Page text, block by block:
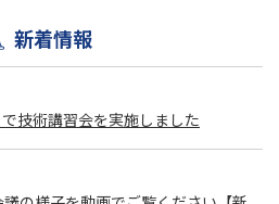
新着情報
技術講習会を実施しました